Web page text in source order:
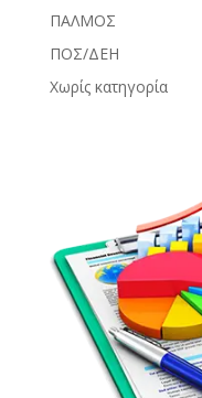
ΠΑΛΜΟΣ
ΠΟΣ/ΔΕΗ
Χωρίς κατηγορία